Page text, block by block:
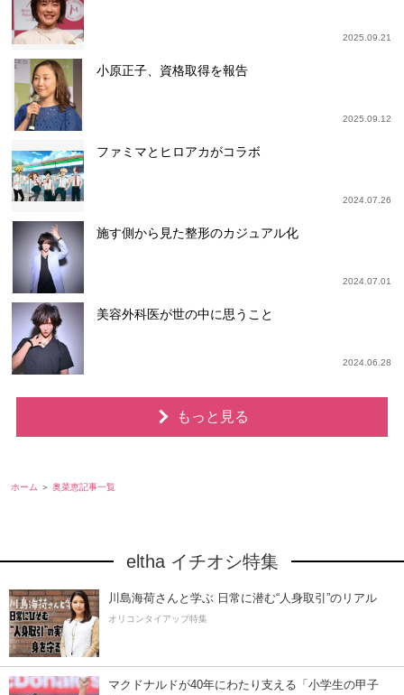
2025.09.21
小原正子、資格取得を報告
2025.09.12
ファミマとヒロアカがコラボ
2024.07.26
施す側から見た整形のカジュアル化
2024.07.01
美容外科医が世の中に思うこと
2024.06.28
もっと見る
ホーム 奥菜恵記事一覧
eltha イチオシ特集
川島海荷さんと学ぶ 日常に潜む“人身取引”のリアル
オリコンタイアップ特集
マクドナルドが40年にわたり支える「小学生の甲子